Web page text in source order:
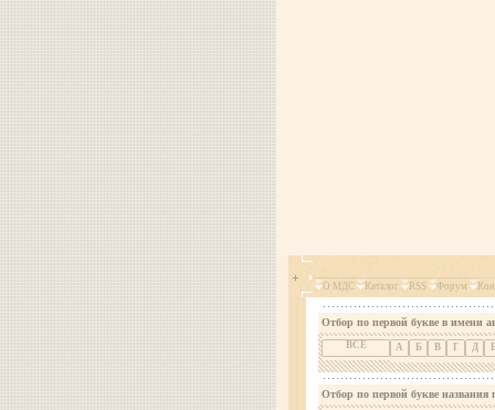
О МДС Каталог RSS Форум
Отбор по первой букве в имени
ВСЕ А Б В Г Д
Отбор по первой букве названия